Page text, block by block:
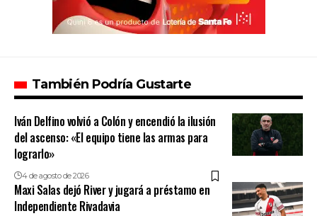
También Podría Gustarte
Iván Delfino volvió a Colón y encendió la ilusión
del ascenso: «El equipo tiene las armas para
lograrlo»
4 de agosto de 2026
Maxi Salas dejó River y jugará a préstamo en
Independiente Rivadavia